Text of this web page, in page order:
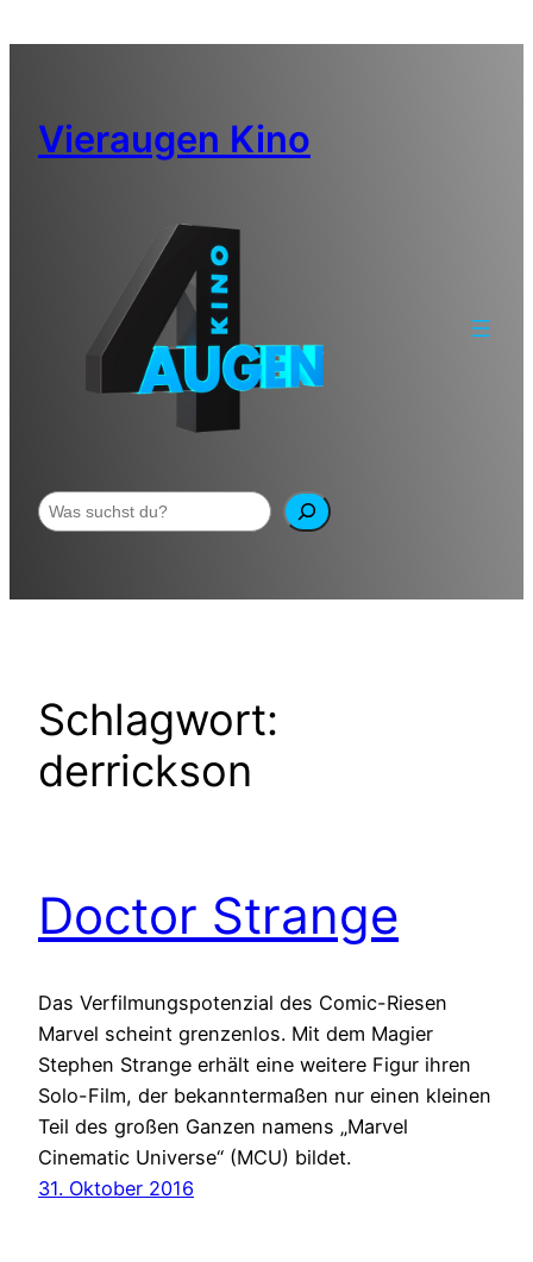
Vieraugen Kino
Suchen
Schlagwort:
derrickson
Doctor Strange
Das Verfilmungspotenzial des Comic-Riesen
Marvel scheint grenzenlos. Mit dem Magier
Stephen Strange erhält eine weitere Figur ihren
Solo-Film, der bekanntermaßen nur einen kleinen
Teil des großen Ganzen namens „Marvel
Cinematic Universe“ (MCU) bildet.
31. Oktober 2016